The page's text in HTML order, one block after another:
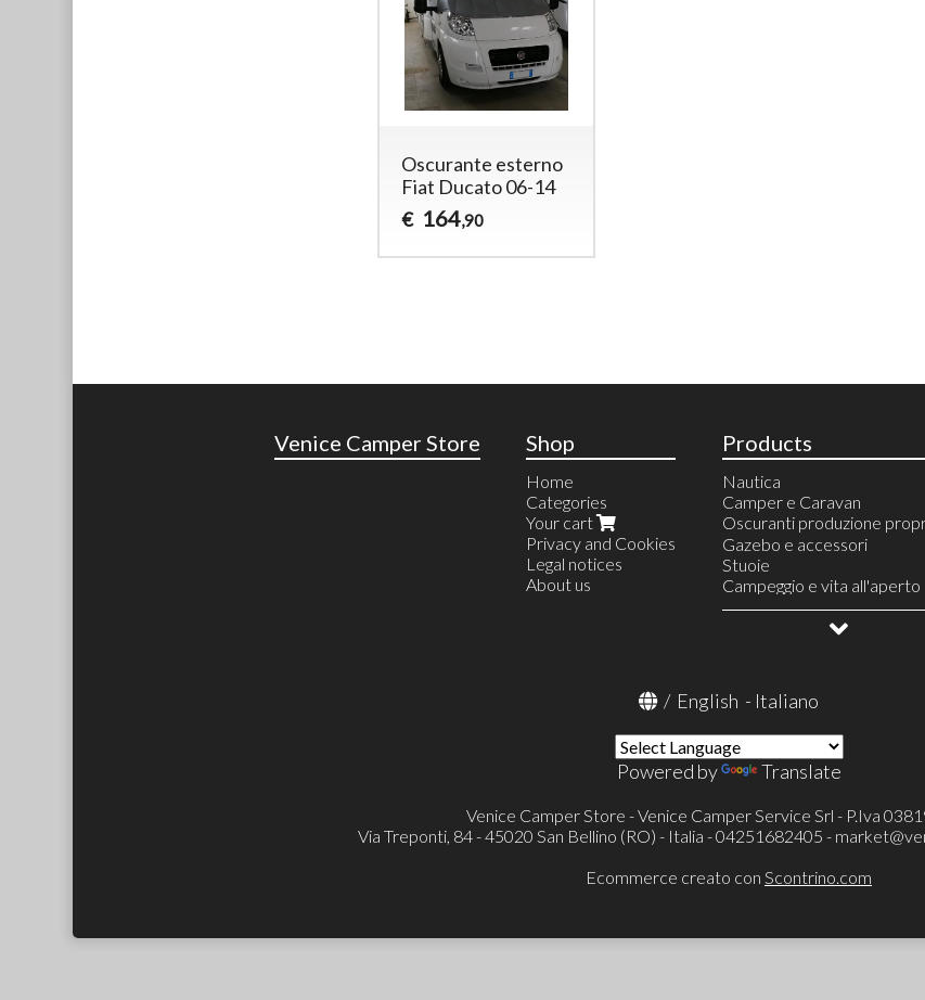
Oscurante esterno
Fiat Ducato 06-14
€ 164,90
Venice Camper Store Shop
Home
Categories
Your cart
Privacy and Cookies
Legal notices
About us
Products
Nautica
Camper e Caravan
Oscuranti produzione
Oscuranti con tessuto
Oscuranti con tessuto
Ford
Fiat
Gazebo e accessori
Stuoie
Campeggio e vita all'aperto
Allestimento veicoli
/ English - Italiano
Powered by Translate
Venice Camper Store - Venice Camper Service Srl - P.Iva
Via Treponti, 84 - 45020 San Bellino (RO) - Italia - 04251682405 -
Ecommerce creato con Scontrino.com